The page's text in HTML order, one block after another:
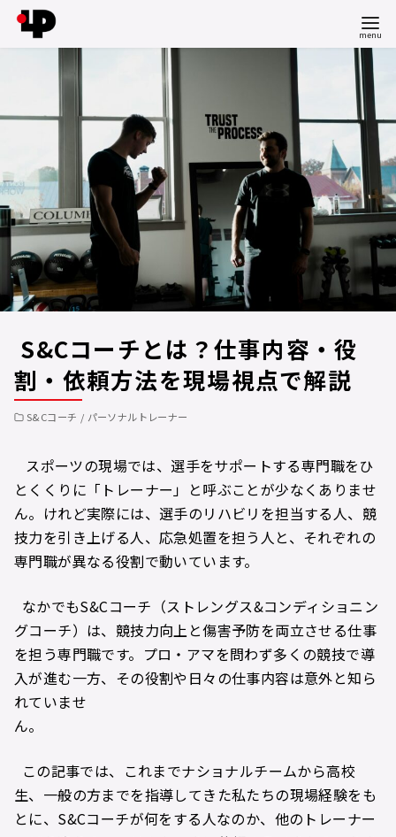
へ
移
動
S&Cコーチとは？仕事内容・役
割・依頼方法を現場視点で解説
S&Cコーチ / パーソナルトレーナー
スポーツの現場では、選手をサポートする専門職をひ
とくくりに「トレーナー」と呼ぶことが少なくありませ
ん。けれど実際には、選手のリハビリを担当する人、競
技力を引き上げる人、応急処置を担う人と、それぞれの
専門職が異なる役割で動いています。
なかでもS&Cコーチ（ストレングス&コンディショニン
グコーチ）は、競技力向上と傷害予防を両立させる仕事
を担う専門職です。プロ・アマを問わず多くの競技で導
入が進む一方、その役割や日々の仕事内容は意外と知ら
れていませ
ん。
この記事では、これまでナショナルチームから高校
生、一般の方までを指導してきた私たちの現場経験をも
とに、S&Cコーチが何をする人なのか、他のトレーナー